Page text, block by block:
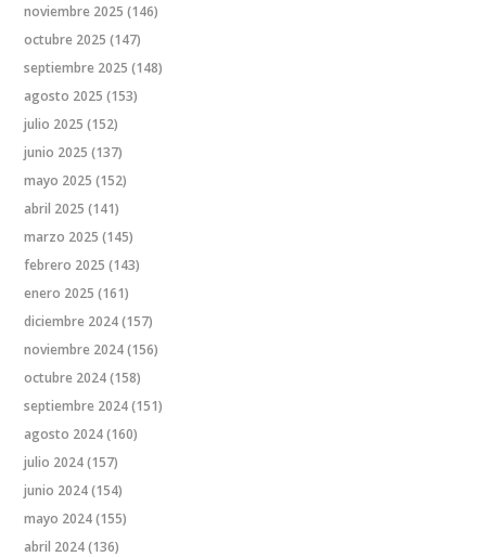
noviembre 2025 (146)
octubre 2025 (147)
septiembre 2025 (148)
agosto 2025 (153)
julio 2025 (152)
junio 2025 (137)
mayo 2025 (152)
abril 2025 (141)
marzo 2025 (145)
febrero 2025 (143)
enero 2025 (161)
diciembre 2024(157)
noviembre 2024(156)
octubre 2024(158)
septiembre 2024(151)
agosto 2024(160)
julio 2024(157)
junio 2024(154)
mayo 2024(155)
abril 2024(136)